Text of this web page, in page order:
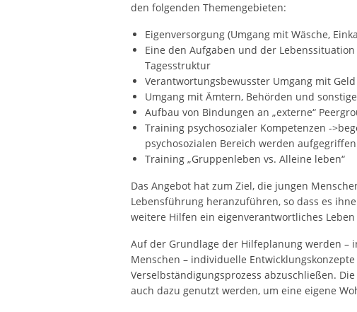
den folgenden Themengebieten:
Eigenversorgung (Umgang mit Wäsche,
Eine den Aufgaben und der
Tagesstruktur
Verantwortungsbewusster Umgang mit Geld
Umgang mit Ämtern, Behörden und
Aufbau von Bindungen an „externe“
Training psychosozialer Kompetenzen -
psychosozialen Bereich werden
Training „Gruppenleben vs. Alleine leben“
Das Angebot hat zum Ziel, die jungen
Lebensführung heranzuführen, so dass es
weitere Hilfen ein eigenverantwortliches
Auf der Grundlage der Hilfeplanung werden –
Menschen – individuelle
Verselbständigungsprozess abzuschließen.
auch dazu genutzt werden, um eine eigene